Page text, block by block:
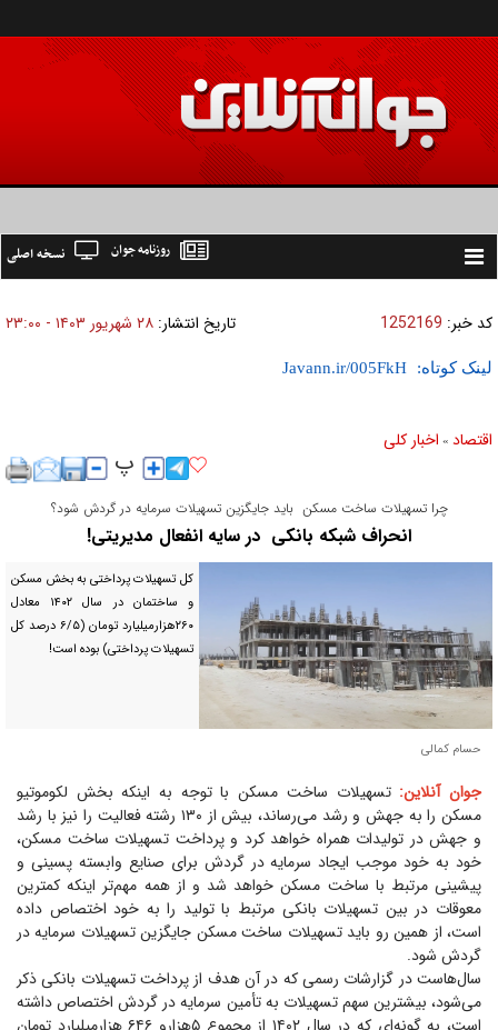
Toggle
نسخه اصلی روزنامه جوان
کد خبر: 1252169 تاریخ انتشار: ۲۸ شهريور ۱۴۰۳ - ۲۳:۰۰
لینک کوتاه:
اقتصاد » اخبار کلی
چرا تسهیلات ساخت مسکن باید جایگزین تسهیلات سرمایه در گردش شود؟
انحراف شبکه بانکی در سایه انفعال مدیریتی!
کل تسهیلات پرداختی به بخش مسکن
و ساختمان در سال ۱۴۰۲ معادل
۲۶۰‌هزارمیلیارد تومان (۶/۵ درصد کل
تسهیلات پرداختی) بوده است!
حسام کمالی
جوان آنلاین:تسهیلات ساخت مسکن با توجه به اینکه بخش لکوموتیو
مسکن را به جهش و رشد می‌رساند، بیش از ۱۳۰ رشته فعالیت را نیز با رشد
و جهش در تولیدات همراه خواهد کرد و پرداخت تسهیلات ساخت مسکن،
خود به خود موجب ایجاد سرمایه در گردش برای صنایع وابسته پسینی و
پیشینی مرتبط با ساخت مسکن خواهد شد و از همه مهم‌تر اینکه کمترین
معوقات در بین تسهیلات بانکی مرتبط با تولید را به خود اختصاص داده
است، از همین رو باید تسهیلات ساخت مسکن جایگزین تسهیلات سرمایه در
گردش شود.
سال‌هاست در گزارشات رسمی که در آن هدف از پرداخت تسهیلات بانکی ذکر
می‌شود، بیشترین سهم تسهیلات به تأمین سرمایه در گردش اختصاص داشته